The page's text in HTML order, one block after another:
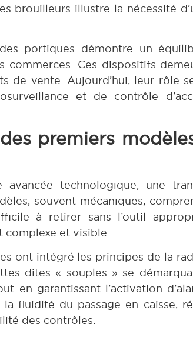
brouilleurs illustre la nécessité
portiques démontre un
Ces dispositifs
vente. Aujourd’hui, leur rôle
et de contrôle
premiers
technologique, une
souvent mécaniques,
à retirer sans l’outil
complexe et visible.
ont intégré les principes de la
dites « souples » se
en garantissant l’activation
fluidité du passage en caisse,
des contrôles.